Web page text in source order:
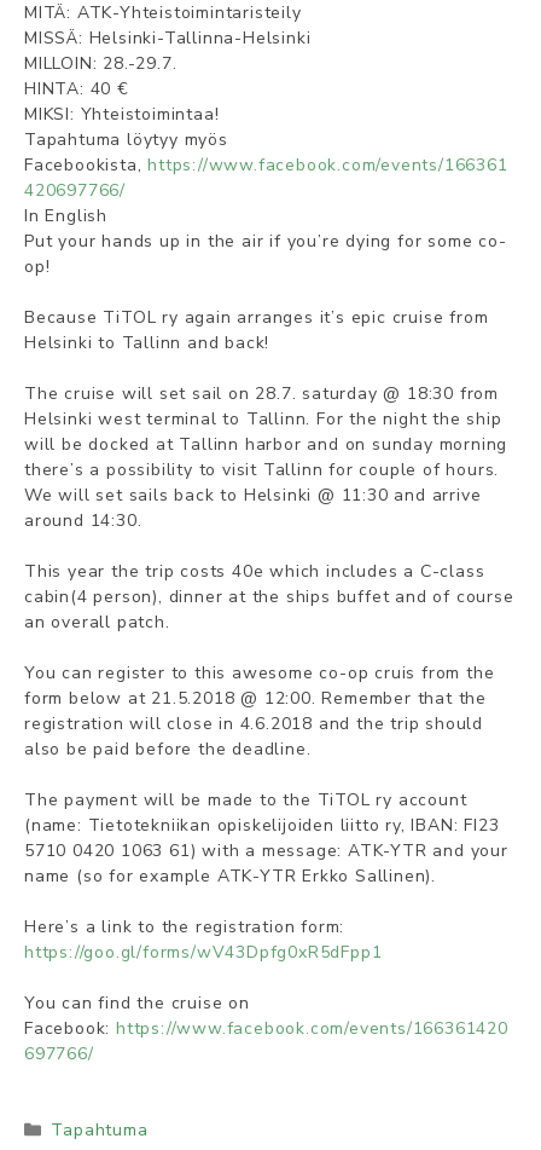
MITÄ: ATK-Yhteistoimintaristeily
MISSÄ: Helsinki-Tallinna-Helsinki
MILLOIN: 28.-29.7.
HINTA: 40 €
MIKSI: Yhteistoimintaa!
Tapahtuma löytyy myös
Facebookista,https://www.facebook.com/events/166361
420697766/
In English
Put your hands up in the air if you’re dying for some co-
op!
Because TiTOL ry again arranges it’s epic cruise from
Helsinki to Tallinn and back!
The cruise will set sail on 28.7. saturday @ 18:30 from
Helsinki west terminal to Tallinn. For the night the ship
will be docked at Tallinn harbor and on sunday morning
there’s a possibility to visit Tallinn for couple of hours.
We will set sails back to Helsinki @ 11:30 and arrive
around 14:30.
This year the trip costs 40e which includes a C-class
cabin(4 person), dinner at the ships buffet and of course
an overall patch.
You can register to this awesome co-op cruis from the
form below at 21.5.2018 @ 12:00. Remember that the
registration will close in 4.6.2018 and the trip should
also be paid before the deadline.
The payment will be made to the TiTOL ry account
(name: Tietotekniikan opiskelijoiden liitto ry, IBAN: FI23
5710 0420 1063 61) with a message:ATK-YTR and your
name (so for example ATK-YTR Erkko Sallinen).
Here’s a link to the registration form:
https://goo.gl/forms/wV43Dpfg0xR5dFpp1
You can find the cruise on
Facebook:https://www.facebook.com/events/166361420
697766/
Kategoriat
Tapahtuma